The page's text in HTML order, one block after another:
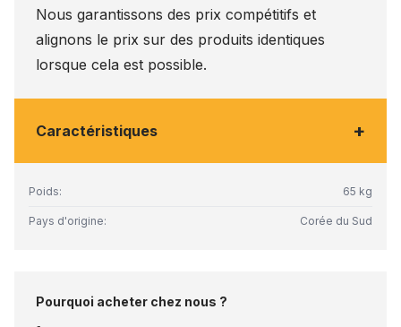
Nous garantissons des prix compétitifs et
alignons le prix sur des produits identiques
lorsque cela est possible.
Caractéristiques +
Poids: 65 kg
Pays d'origine: Corée du Sud
Pourquoi acheter chez nous ?